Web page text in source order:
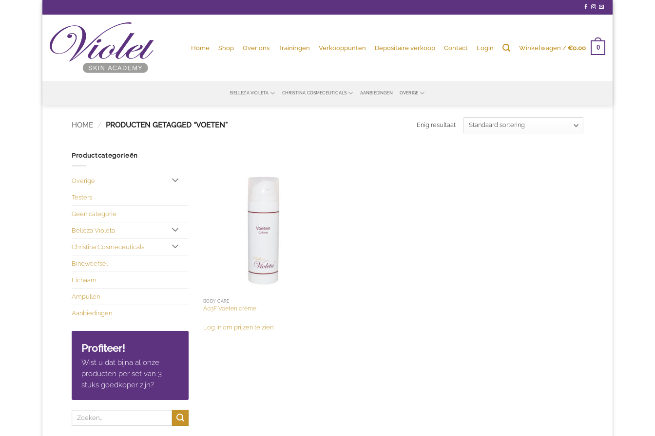
naar
Home Shop Over ons Trainingen Verkooppunten Depositaire verkoop Contact Login Winkelwagen /€0.00 0
BELLEZA VIOLETA CHRISTINA COSMECEUTICALS AANBIEDINGEN OVERIGE
HOME / PRODUCTEN GETAGGED “VOETEN” Enig resultaat
Productcategorieën
Overige
Testers
Geen categorie
Belleza Violeta
Christina Cosmeceuticals
Bindweefsel
Lichaam
Ampullen
Aanbiedingen
Profiteer!
Wist u dat bijna al onze
producten per set van 3
stuks goedkoper zijn?
Zoeken
BODY CARE
A03F Voeten crème
Log in om prijzen te zien